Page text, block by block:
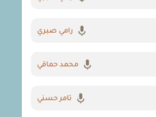
رامي صبري
محمد حماقي
تامر حسني